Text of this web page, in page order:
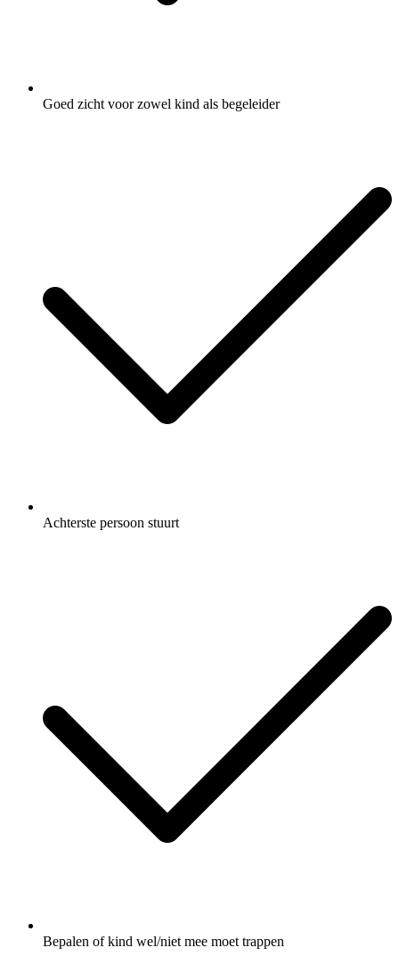
Goed zicht voor zowel kind als begeleider
Achterste persoon stuurt
Bepalen of kind wel/niet mee moet trappen